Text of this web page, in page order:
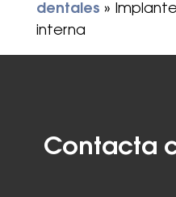
dentales »
interna
Contacta